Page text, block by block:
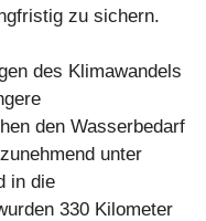
zu sichern.
des Klimawandels
den Wasserbedarf
unter
in die
330 Kilometer